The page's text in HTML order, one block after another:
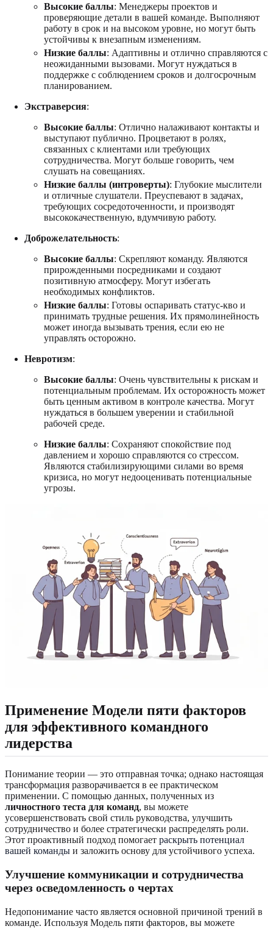
Высокие баллы: Менеджеры проектов и
проверяющие детали в вашей команде. Выполняют
работу в срок и на высоком уровне, но могут быть
устойчивы к внезапным изменениям.
Низкие баллы: Адаптивны и отлично справляются с
неожиданными вызовами. Могут нуждаться в
поддержке с соблюдением сроков и долгосрочным
планированием.
Экстраверсия:
Высокие баллы: Отлично налаживают контакты и
выступают публично. Процветают в ролях,
связанных с клиентами или требующих
сотрудничества. Могут больше говорить, чем
слушать на совещаниях.
Низкие баллы (интроверты): Глубокие мыслители
и отличные слушатели. Преуспевают в задачах,
требующих сосредоточенности, и производят
высококачественную, вдумчивую работу.
Доброжелательность:
Высокие баллы: Скрепляют команду. Являются
прирожденными посредниками и создают
позитивную атмосферу. Могут избегать
необходимых конфликтов.
Низкие баллы: Готовы оспаривать статус-кво и
принимать трудные решения. Их прямолинейность
может иногда вызывать трения, если ею не
управлять осторожно.
Невротизм:
Высокие баллы: Очень чувствительны к рискам и
потенциальным проблемам. Их осторожность может
быть ценным активом в контроле качества. Могут
нуждаться в большем уверении и стабильной
рабочей среде.
Низкие баллы: Сохраняют спокойствие под
давлением и хорошо справляются со стрессом.
Являются стабилизирующими силами во время
кризиса, но могут недооценивать потенциальные
угрозы.
Применение Модели пяти факторов
для эффективного командного
лидерства
Понимание теории — это отправная точка; однако настоящая
трансформация разворачивается в ее практическом
применении. С помощью данных, полученных из
личностного теста для команд, вы можете
усовершенствовать свой стиль руководства, улучшить
сотрудничество и более стратегически распределять роли.
Этот проактивный подход помогает раскрыть потенциал
вашей команды и заложить основу для устойчивого успеха.
Улучшение коммуникации и сотрудничества
через осведомленность о чертах
Недопонимание часто является основной причиной трений в
команде. Используя Модель пяти факторов, вы можете